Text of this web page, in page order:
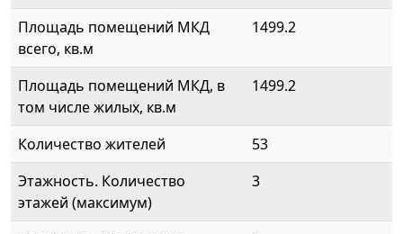
Площадь помещений МКД
всего, кв.м
1499.2
Площадь помещений МКД, в
том числе жилых, кв.м
1499.2
Количество жителей
53
Этажность. Количество
этажей (максимум)
3